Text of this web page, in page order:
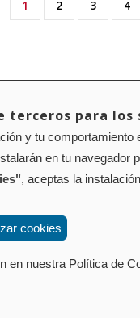
Página
actual
1 Page
2 Page
3 4
Mapa web
Pamplona
terceros para
y tu
en tu navegador
, aceptas la
cookies
en nuestra Política de